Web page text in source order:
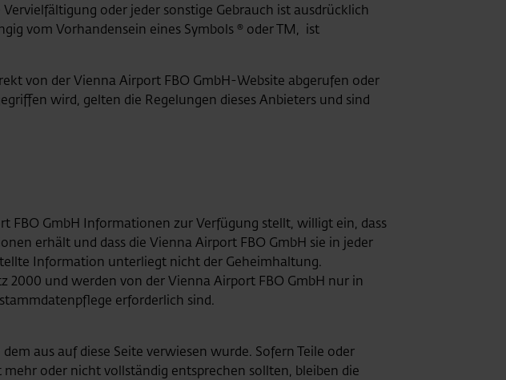
oder jeder sonstige Gebrauch ist ausdrücklich
vom Vorhandensein eines Symbols ® oder TM, ist
von der Vienna Airport FBO GmbH-Website abgerufen oder
wird, gelten die Regelungen dieses Anbieters und sind
FBO GmbH Informationen zur Verfügung stellt, willigt ein, dass
erhält und dass die Vienna Airport FBO GmbH sie in jeder
Information unterliegt nicht der Geheimhaltung.
2000 und werden von der Vienna Airport FBO GmbH nur in
erforderlich sind.
aus auf diese Seite verwiesen wurde. Sofern Teile oder
oder nicht vollständig entsprechen sollten, bleiben die